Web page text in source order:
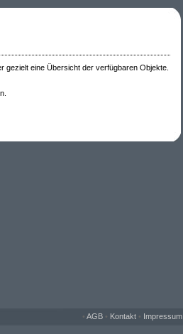
gezielt eine Übersicht der verfügbaren Objekte.
• AGB • Kontakt • Impressum